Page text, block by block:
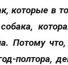
которые в
Потому
полтора,